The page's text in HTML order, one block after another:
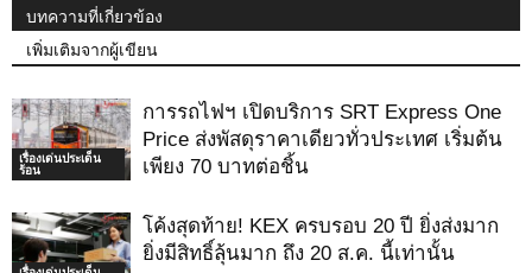
บทความที่เกี่ยวข้อง
เพิ่มเติมจากผู้เขียน
เรื่องเด่นประเด็น
ร้อน
การรถไฟฯ เปิดบริการ SRT Express One
Price ส่งพัสดุราคาเดียวทั่วประเทศ เริ่มต้น
เพียง 70 บาทต่อชิ้น
โค้งสุดท้าย! KEX ครบรอบ 20 ปี ยิ่งส่งมาก
ยิ่งมีสิทธิ์ลุ้นมาก ถึง 20 ส.ค. นี้เท่านั้น